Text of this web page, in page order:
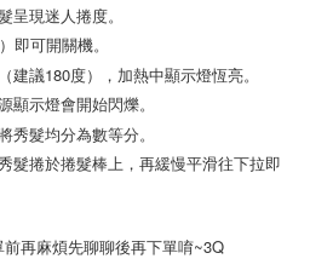
呈現迷人捲度。
即可開關機。
議180度），加熱中顯示燈恆亮。
示燈會開始閃爍。
髮均分為數等分。
髮捲於捲髮棒上，再緩慢平滑往下拉即
再麻煩先聊聊後再下單唷~3Q